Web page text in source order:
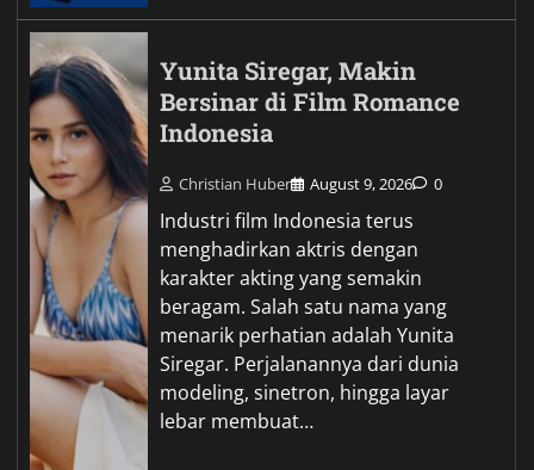
Yunita Siregar, Makin
Bersinar di Film Romance
Indonesia
Christian Huber August 9, 2026 0
Industri film Indonesia terus
menghadirkan aktris dengan
karakter akting yang semakin
beragam. Salah satu nama yang
menarik perhatian adalah Yunita
Siregar. Perjalanannya dari dunia
modeling, sinetron, hingga layar
lebar membuat…